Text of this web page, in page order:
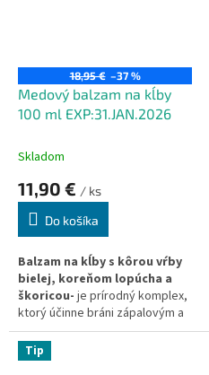
18,95 € –37 %
Medový balzam na kĺby
100 ml EXP:31.JAN.2026
Skladom
11,90 € / ks
Do košíka
Balzam na kĺby s kôrou vŕby
bielej, koreňom lopúcha a
škoricou- je prírodný komplex,
ktorý účinne bráni zápalovým a
infekčným procesom v kĺboch a
pomáha obnoviť pohyblivosť
kĺbov.
Tip